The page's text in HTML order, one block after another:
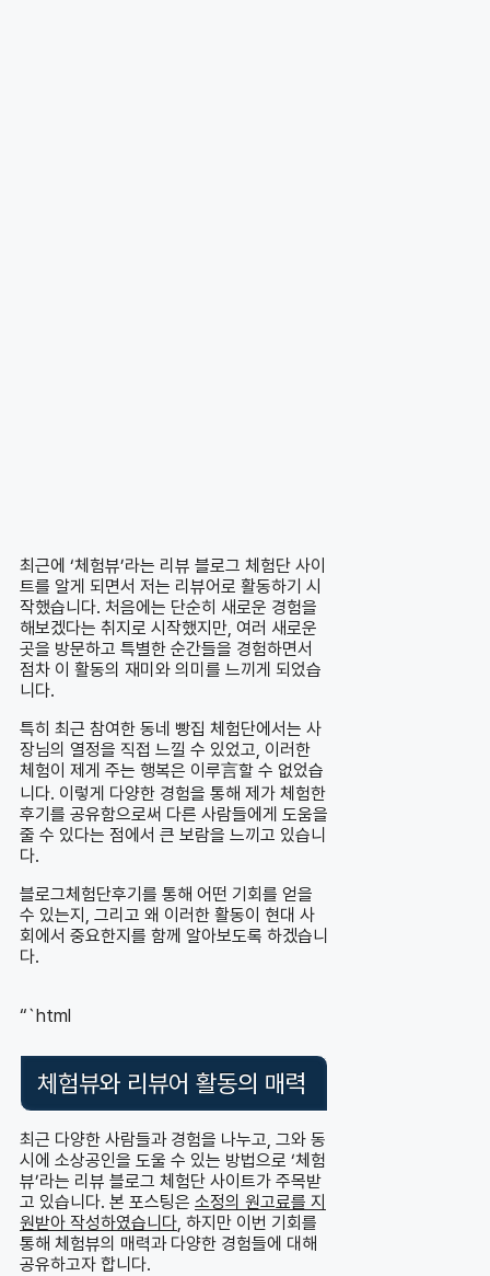
최근에 ‘체험뷰’라는 리뷰 블로그 체험단 사이
트를 알게 되면서 저는 리뷰어로 활동하기 시
작했습니다. 처음에는 단순히 새로운 경험을
해보겠다는 취지로 시작했지만, 여러 새로운
곳을 방문하고 특별한 순간들을 경험하면서
점차 이 활동의 재미와 의미를 느끼게 되었습
니다.
특히 최근 참여한 동네 빵집 체험단에서는 사
장님의 열정을 직접 느낄 수 있었고, 이러한
체험이 제게 주는 행복은 이루言할 수 없었습
니다. 이렇게 다양한 경험을 통해 제가 체험한
후기를 공유함으로써 다른 사람들에게 도움을
줄 수 있다는 점에서 큰 보람을 느끼고 있습니
다.
블로그체험단후기를 통해 어떤 기회를 얻을
수 있는지, 그리고 왜 이러한 활동이 현대 사
회에서 중요한지를 함께 알아보도록 하겠습니
다.
“`html
체험뷰와 리뷰어 활동의 매력
최근 다양한 사람들과 경험을 나누고, 그와 동
시에 소상공인을 도울 수 있는 방법으로 ‘체험
뷰’라는 리뷰 블로그 체험단 사이트가 주목받
고 있습니다. 본 포스팅은 소정의 원고료를 지
원받아 작성하였습니다 , 하지만 이번 기회를
통해 체험뷰의 매력과 다양한 경험들에 대해
공유하고자 합니다.